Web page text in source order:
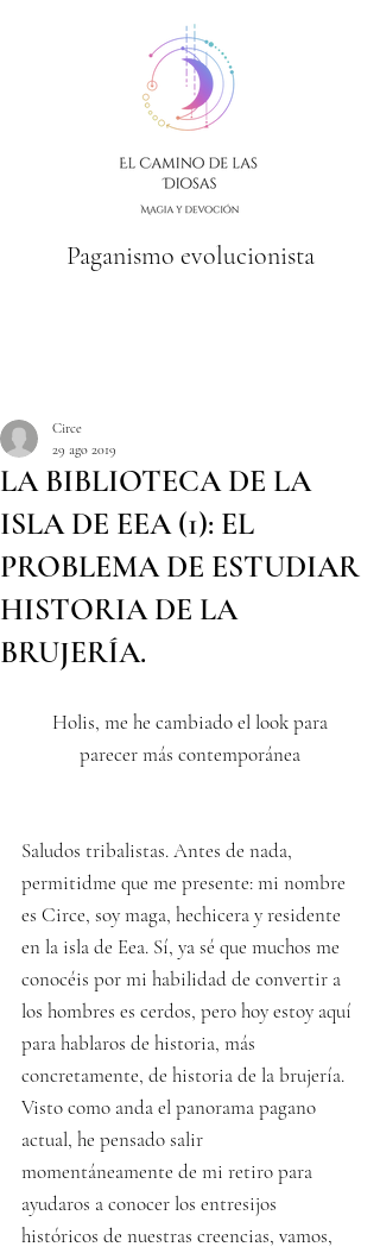
Paganismo evolucionista
LA BIBLIOTECA DE LA
ISLA DE EEA (1): EL
PROBLEMA DE ESTUDIAR
HISTORIA DE LA
BRUJERÍA.
Circe
29 ago 2019
parecer más contemporánea
Saludos tribalistas. Antes de nada,
permitidme que me presente: mi nombre
es Circe, soy maga, hechicera y residente
en la isla de Eea. Sí, ya sé que muchos me
conocéis por mi habilidad de convertir a
los hombres es cerdos, pero hoy estoy aquí
para hablaros de historia, más
concretamente, de historia de la brujería.
Visto como anda el panorama pagano
actual, he pensado salir
momentáneamente de mi retiro para
ayudaros a conocer los entresijos
históricos de nuestras creencias, vamos,